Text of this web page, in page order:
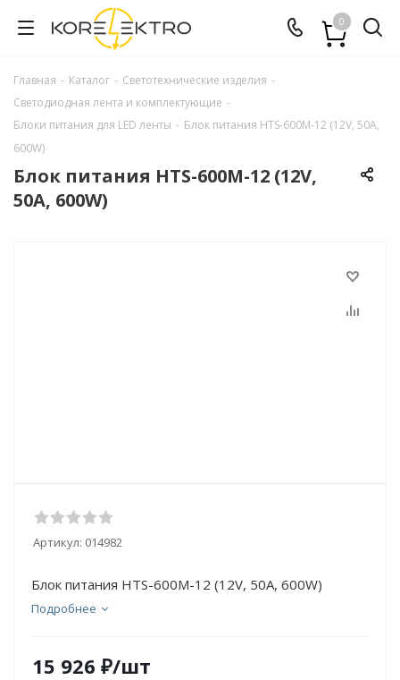
0
Главная - Каталог - Светотехнические изделия -
Светодиодная лента и комплектующие -
Блоки питания для LED ленты - Блок питания HTS-600M-12 (12V, 50A,
600W)
Блок питания HTS-600M-12 (12V,
50A, 600W)
Артикул: 014982
Блок питания HTS-600M-12 (12V, 50A, 600W)
Подробнее
15 926 ₽/шт